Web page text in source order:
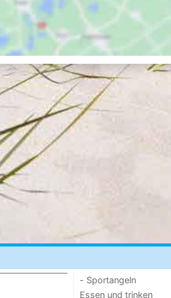
- Sportangeln
Essen und trinken